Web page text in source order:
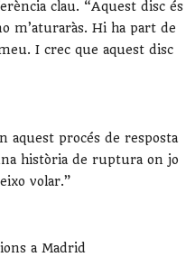
clau. “Aquest disc és
m’aturaràs. Hi ha part de
I crec que aquest disc
aquest procés de resposta
història de ruptura on jo
volar.”
a Madrid